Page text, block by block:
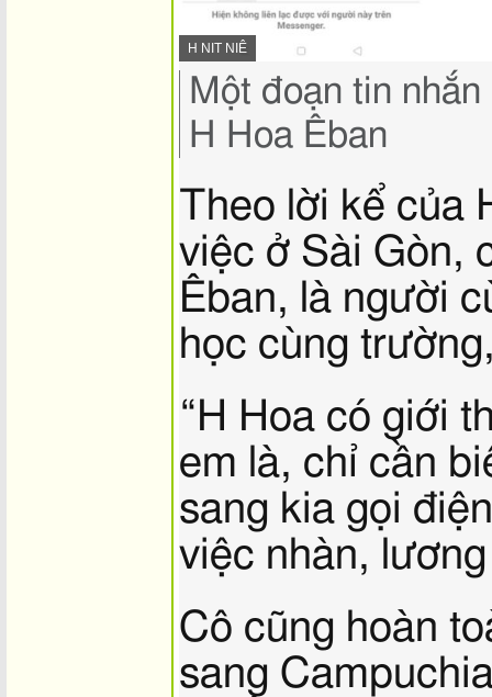
NGUỒN
HÌNH
ẢNH,
H NIT NIÊ
Chụp
lại
hình
ảnh,
Một đoạn tin
H Hoa Êban
Theo lời kể của
việc ở Sài Gòn,
Êban, là người
học cùng
“H Hoa có giới
em là, chỉ cần
sang kia gọi
việc nhàn, lương
Cô cũng hoàn
sang